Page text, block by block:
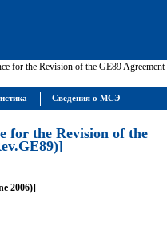
for the Revision of the GE89
for the Revision of the
2006)]
Сведения о МСЭ